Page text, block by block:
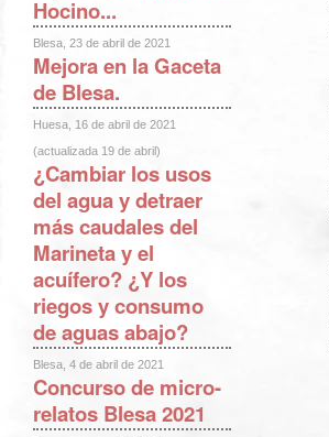
Hocino...
Blesa, 23 de abril de 2021
Mejora en la Gaceta
de Blesa.
Huesa, 16 de abril de 2021
(actualizada 19 de abril)
¿Cambiar los usos
del agua y detraer
más caudales del
Marineta y el
acuífero? ¿Y los
riegos y consumo
de aguas abajo?
Blesa, 4 de abril de 2021
Concurso de micro-
relatos Blesa 2021